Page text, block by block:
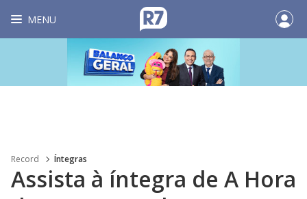
MENU
Record Íntegras
Assista à íntegra de A Hora